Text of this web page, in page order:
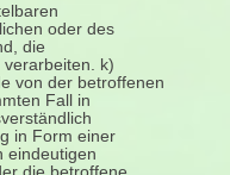
oder des
die
k)
von der betroffenen
Fall in
in Form einer
eindeutigen
die betroffene